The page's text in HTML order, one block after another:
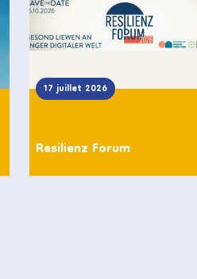
17 juillet 2026
Resilienz Forum